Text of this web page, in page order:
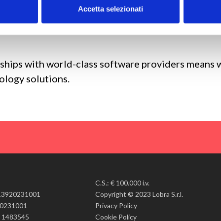
Accetta selezionati
support at every stage along the
technical project management experience
with world-class software providers means
solutions.
1483545
C.S.: € 100.000 i.v.
Copyright © 2023 Lobra S.r.l.
Privacy Policy
Cookie Policy